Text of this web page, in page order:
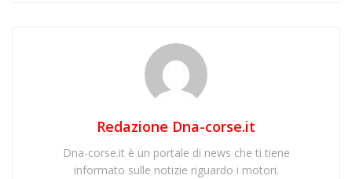
Redazione Dna-corse.it
Dna-corse.it è un portale di news che ti tiene
informato sulle notizie riguardo i motori.